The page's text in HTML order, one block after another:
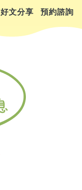
好文分享 預約諮詢